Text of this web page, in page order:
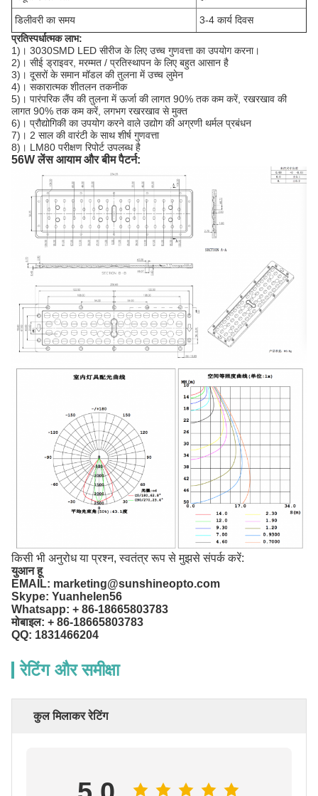
डिलीवरी का समय
3-4 कार्य दिवस
प्रतिस्पर्धात्मक लाभ:
1)। 3030SMD LED सीरीज के लिए उच्च गुणवत्ता का उपयोग करना।
2)। सीई ड्राइवर, मरम्मत / प्रतिस्थापन के लिए बहुत आसान है
3)। दूसरों के समान मॉडल की तुलना में उच्च लुमेन
4)। सकारात्मक शीतलन तकनीक
5)। पारंपरिक लैंप की तुलना में ऊर्जा की लागत 90% तक कम करें, रखरखाव की
लागत 90% तक कम करें, लगभग रखरखाव से मुक्त
6)। प्रौद्योगिकी का उपयोग करने वाले उद्योग की अग्रणी थर्मल प्रबंधन
7)। 2 साल की वारंटी के साथ शीर्ष गुणवत्ता
8)। LM80 परीक्षण रिपोर्ट उपलब्ध है
56W लेंस आयाम और बीम पैटर्न:
किसी भी अनुरोध या प्रश्न, स्वतंत्र रूप से मुझसे संपर्क करें:
युआन हू
EMAIL: marketing@sunshineopto.com
Skype: Yuanhelen56
Whatsapp: + 86-18665803783
मोबाइल: + 86-18665803783
QQ: 1831466204
रेटिंग और समीक्षा
कुल मिलाकर रेटिंग